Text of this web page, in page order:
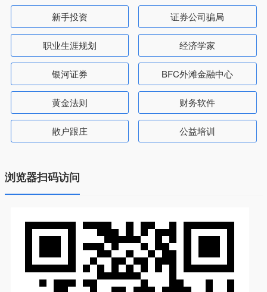
新手投资 证券公司骗局
职业生涯规划 经济学家
银河证券 BFC外滩金融中心
黄金法则 财务软件
散户跟庄 公益培训
浏览器扫码访问